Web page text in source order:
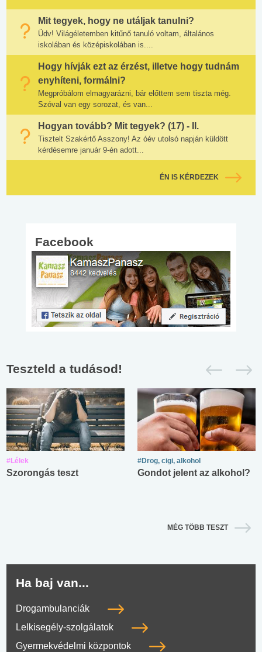
Mit tegyek, hogy ne utáljak tanulni?
Üdv! Világéletemben kitűnő tanuló voltam, általános
iskolában és középiskolában is....
Hogy hívják ezt az érzést, illetve hogy tudnám
enyhíteni, formálni?
Megpróbálom elmagyarázni, bár előttem sem tiszta még.
Szóval van egy sorozat, és van...
Hogyan tovább? Mit tegyek? (17) - II.
Tisztelt Szakértő Asszony! Az óév utolsó napján küldött
kérdésemre január 9-én adott...
ÉN IS KÉRDEZEK
Facebook
Teszteld a tudásod!
#Lélek
Szorongás teszt
#Drog, cigi, alkohol
Gondot jelent az alkohol?
MÉG TÖBB TESZT
Ha baj van...
Drogambulanciák
Lelkisegély-szolgálatok
Gyermekvédelmi központok